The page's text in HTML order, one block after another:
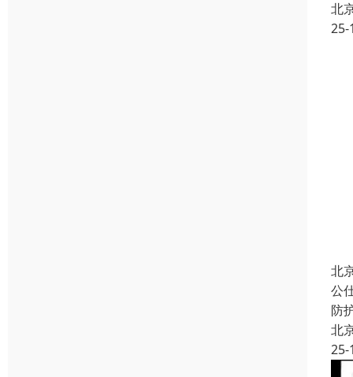
北
25-
北
公
防
北
25-